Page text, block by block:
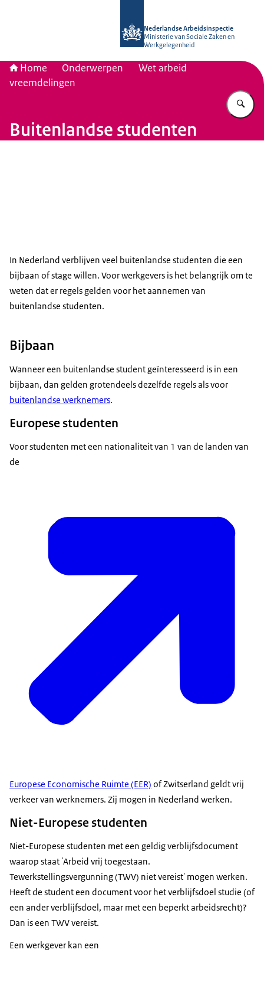
Nederlandse Arbeidsinspectie
Ministerie van Sociale Zaken en
Werkgelegenheid
Home Onderwerpen
Wet arbeid
vreemdelingen
Buitenlandse studenten
In Nederland verblijven veel buitenlandse studenten die een
bijbaan of stage willen. Voor werkgevers is het belangrijk om te
weten dat er regels gelden voor het aannemen van
buitenlandse studenten.
Bijbaan
Wanneer een buitenlandse student geïnteresseerd is in een
bijbaan, dan gelden grotendeels dezelfde regels als voor
buitenlandse werknemers.
Europese studenten
Voor studenten met een nationaliteit van 1 van de landen van
de
Europese Economische Ruimte (EER) of Zwitserland geldt vrij
verkeer van werknemers. Zij mogen in Nederland werken.
Niet-Europese studenten
Niet-Europese studenten met een geldig verblijfsdocument
waarop staat 'Arbeid vrij toegestaan.
Tewerkstellingsvergunning (TWV) niet vereist' mogen werken.
Heeft de student een document voor het verblijfsdoel studie (of
een ander verblijfsdoel, maar met een beperkt arbeidsrecht)?
Dan is een TWV vereist.
Een werkgever kan een